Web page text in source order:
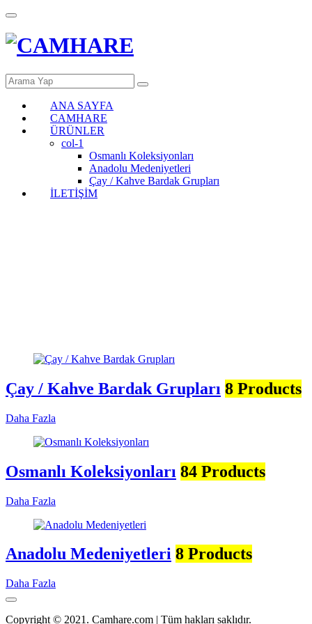
ANA SAYFA
CAMHARE
ÜRÜNLER
col-1
Osmanlı Koleksiyonları
Anadolu Medeniyetleri
Çay / Kahve Bardak Grupları
İLETİŞİM
Çay / Kahve Bardak Grupları 8 Products
Daha Fazla
Osmanlı Koleksiyonları 84 Products
Daha Fazla
Anadolu Medeniyetleri 8 Products
Daha Fazla
Copyright © 2021. Camhare.com | Tüm hakları saklıdır.